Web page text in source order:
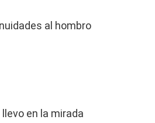
al hombro
en la mirada